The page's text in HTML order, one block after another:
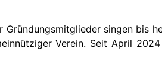
singen bis
Verein. Seit April